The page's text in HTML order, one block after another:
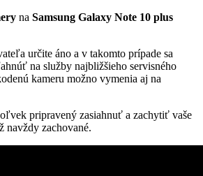
na Samsung Galaxy Note 10 plus
určite áno a v takomto prípade sa
na služby najbližšieho servisného
kameru možno vymenia aj na
pripravený zasiahnuť a zachytiť vaše
navždy zachované.